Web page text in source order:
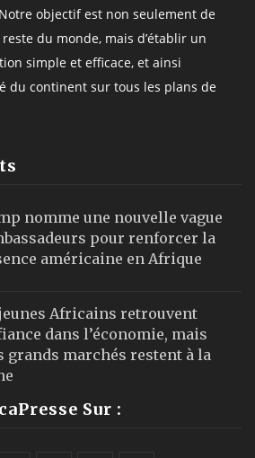
objectif est non seulement de
du monde, mais d’établir un
simple et efficace, et ainsi
du continent sur tous les plans de
nomme une nouvelle vague
pour renforcer la
américaine en Afrique
Africains retrouvent
dans l’économie, mais
grands marchés restent à la
Sur :